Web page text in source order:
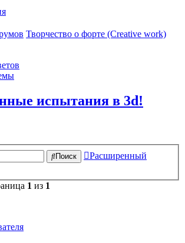
Творчество о форте (Creative work)
испытания в 3d!
Поиск
Расширенный
1 из 1